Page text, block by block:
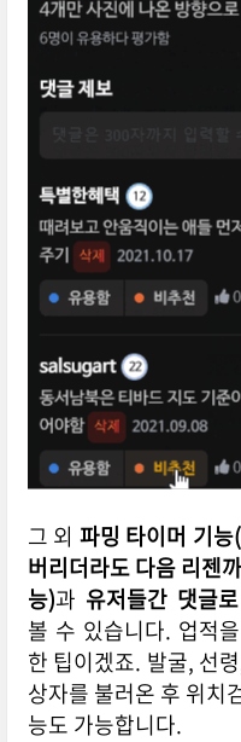
그 외 파밍 타이머 기
버리더라도 다음 리젠
능)과 유저들간 댓글
볼 수 있습니다. 업적
한 팁이겠죠. 발굴, 선
상자를 불러온 후 위치
능도 가능합니다.